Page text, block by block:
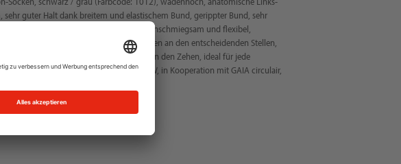
sehr guter Halt dank breitem und elastischem Bund, gerippter Bund, sehr
besonders atmungsaktiv, sehr anschmiegsam und flexibel,
Tragegefühl dank spezieller 3D-Polsterungen an den entscheidenden Stellen,
Verstärkungen an der Ferse sowie an den Zehen, ideal für jede
Materialien gefertigt, NITRAS NOW, in Kooperation mit GAIA circulair,